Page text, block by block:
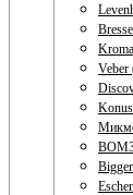
Veber
ВОМЗ